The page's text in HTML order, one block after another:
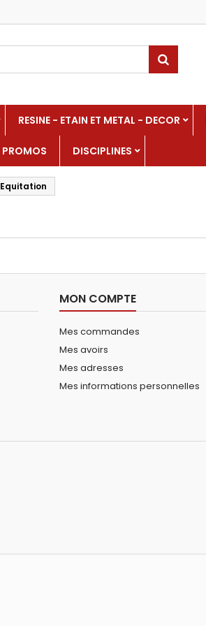
RESINE - ETAIN ET METAL - DECOR
PROMOS DISCIPLINES
Equitation
MON COMPTE
Mes commandes
Mes avoirs
Mes adresses
Mes informations personnelles